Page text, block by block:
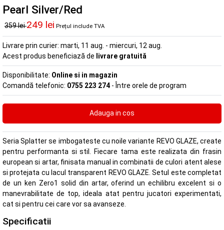
Pearl Silver/Red
359 lei249 lei Prețul include TVA
Livrare prin curier: marti, 11 aug. - miercuri, 12 aug.
Acest produs beneficiază de livrare gratuită
Disponibilitate: Online si in magazin
Comandă telefonic: 0755 223 274 - Între orele de program
Seria Splatter se imbogateste cu noile variante REVO GLAZE, create
pentru performanta si stil. Fiecare tama este realizata din frasin
european si artar, finisata manual in combinatii de culori atent alese
si protejata cu lacul transparent REVO GLAZE. Setul este completat
de un ken Zero1 solid din artar, oferind un echilibru excelent si o
manevrabilitate de top, ideala atat pentru jucatori experimentati,
cat si pentru cei care vor sa avanseze.
Specificatii